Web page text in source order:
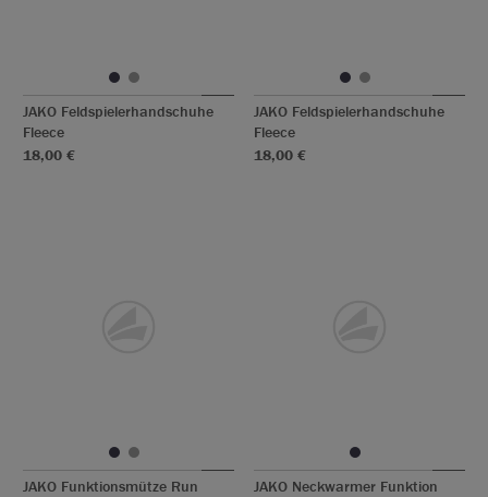
JAKO Feldspielerhandschuhe
Fleece
18,00 €
JAKO Feldspielerhandschuhe
Fleece
18,00 €
JAKO Funktionsmütze Run
JAKO Neckwarmer Funktion